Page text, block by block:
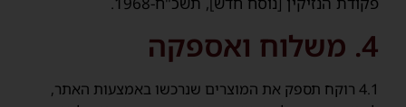
4. משלוח ואספקה
4.1 רוקח תספק את המוצרים שנרכשו באמצעות האתר,